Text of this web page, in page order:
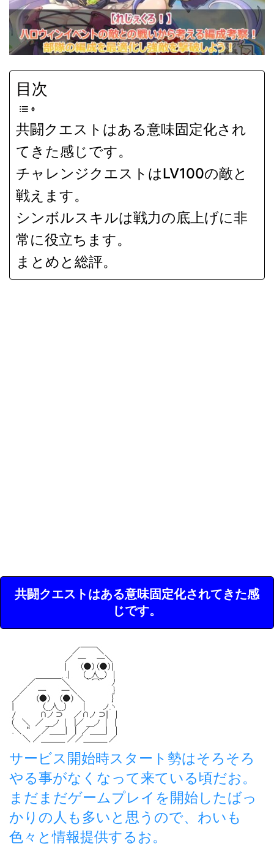
目次
共闘クエストはある意味固定化され
てきた感じです。
チャレンジクエストはLV100の敵と
戦えます。
シンボルスキルは戦力の底上げに非
常に役立ちます。
まとめと総評。
共闘クエストはある意味固定化されてきた感
じです。
サービス開始時スタート勢はそろそろ
やる事がなくなって来ている頃だお。
まだまだゲームプレイを開始したばっ
かりの人も多いと思うので、わいも
色々と情報提供するお。